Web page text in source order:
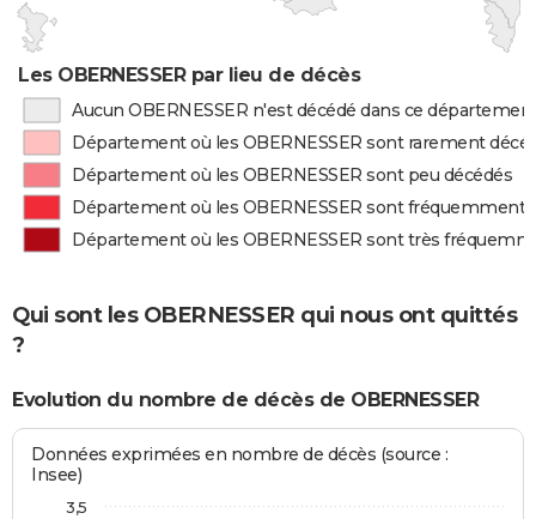
Les OBERNESSER par lieu de décès
Aucun OBERNESSER n'est décédé dans ce
Département où les OBERNESSER sont rarement
Département où les OBERNESSER sont peu décédés
Département où les OBERNESSER sont fréquemment
Département où les OBERNESSER sont très
Qui sont les OBERNESSER qui nous ont quittés
?
Evolution du nombre de décès de OBERNESSER
Données exprimées en nombre de décès (source :
Insee)
3,5